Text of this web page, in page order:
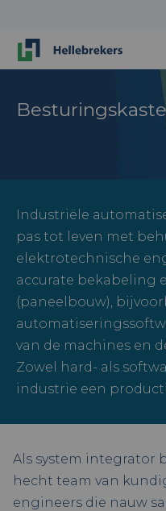
Industriële
pas tot leven met
elektrotechnische
accurate bekabeling
(paneelbouw),
van de machines en
Zowel hard- als
industrie een
Als system integrator
hecht team van
engineers die nauw